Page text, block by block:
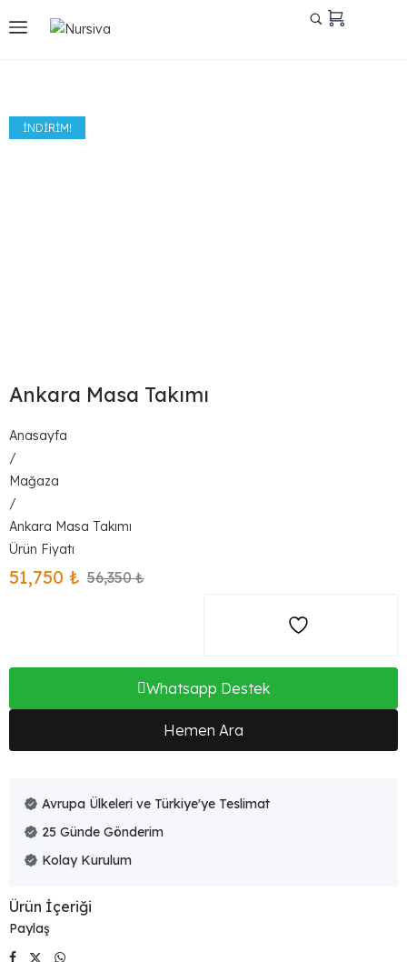
İNDIRIM!
Ankara Masa Takımı
Anasayfa
/
Mağaza
/
Ankara Masa Takımı
56,350₺
51,750 ₺
Whatsapp Destek
Hemen Ara
Avrupa Ülkeleri ve Türkiye'ye Teslimat
25 Günde Gönderim
Kolay Kurulum
Ürün İçeriği